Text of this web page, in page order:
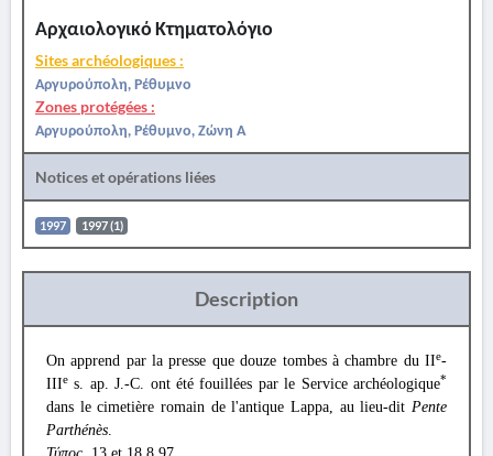
Αρχαιολογικό Κτηματολόγιο
Sites archéologiques :
Αργυρούπολη, Ρέθυμνο
Zones protégées :
Αργυρούπολη, Ρέθυμνο, Ζώνη Α
Notices et opérations liées
1997 1997 (1)
Description
On apprend par la presse que douze tombes à chambre du IIe-
IIIe s. ap. J.-C. ont été fouillées par le Service archéologique*
dans le cimetière romain de l'antique Lappa, au lieu-dit Pente
Parthénès.